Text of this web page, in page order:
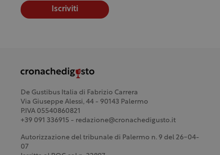
Iscriviti
De Gustibus Italia di Fabrizio Carrera
Via Giuseppe Alessi, 44 - 90143 Palermo
P.IVA 05540860821
+39 091 336915 - redazione@cronachedigusto.it
Autorizzazione del tribunale di Palermo n. 9 del 26-04-
07